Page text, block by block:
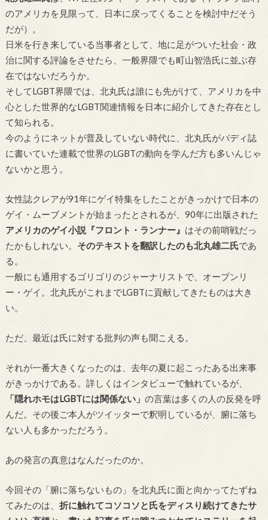
のアメリカを見限って、日本に戻ってくることを検討中だそう
だが）。
日米を行き来している当事者として、地に足がついた社会・政
治に関する評論をさせたら、一般界隈でも町山智浩氏に並ぶ存
在ではないだろうか。
そしてLGBT界隈では、北丸氏は誰にも先がけて、アメリカを中
心とした世界的なLGBT関連情報を日本に紹介してきた存在とし
て知られる。
今のようにネットが普及していない時代に、北丸氏がバディ誌
に書いていた連載で世界のLGBTの動向を学んだ方も多いんじゃ
ないかと思う。
女性誌クレアが91年にゲイ特集をしたことがきっかけで日本の
ゲイ・ムーブメントが始まったとされるが、 90年に出版された
アメリカのゲイ小説『フロント・ランナー』 はその前哨戦だっ
たかもしれない。 そのテキストを翻訳したのも北丸雄二氏であ
る。
一般にも通用するゴリゴリのジャーナリストで、オープンリ
ー・ゲイ。北丸氏がこれまでLGBTに貢献してきたものは大き
い。
ただ、最近は氏に対する批判の声も聞こえる。
それが一番大きくなったのは、去年の夏に起こったある出来事
がきっかけである。詳しくはインタビューで触れているが、
「隠れホモはLGBTには関係ない」 の言葉は多くの人の反発を呼
んだ。その後ご本人がツイッターで釈明しているが、腑に落ち
ない人も多かっただろう。
あの発言の真意はなんだったのか。
今回その「腑に落ちないもの」を北丸氏に面と向かってたずね
てみたのは、 折に触れてコソコソと氏をディスり続けてきたサ